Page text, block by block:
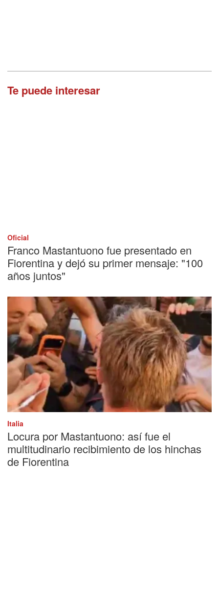
Te puede interesar
Oficial
Franco Mastantuono fue presentado en
Fiorentina y dejó su primer mensaje: "100
años juntos"
Italia
Locura por Mastantuono: así fue el
multitudinario recibimiento de los hinchas
de Fiorentina